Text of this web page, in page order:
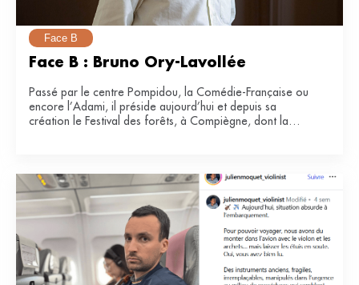
Face B
Face B : Bruno Ory-Lavollée
Passé par le centre Pompidou, la Comédie-Française ou
encore l’Adami, il préside aujourd’hui et depuis sa
création le Festival des forêts, à Compiègne, dont la